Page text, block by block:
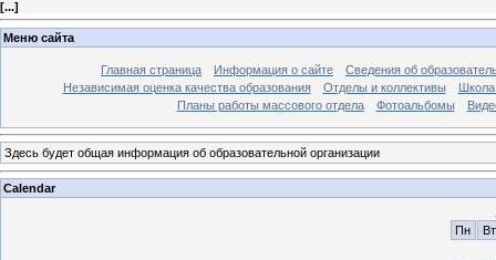
[...]
Меню сайта
Главная страница Информация о сайте
Сведения об
Независимая оценка качества образования
Отделы и коллективы
Школа
Планы работы массового отдела
Фотоальбомы
Здесь будет общая информация об образовательной организации
Calendar
Пн
Вт